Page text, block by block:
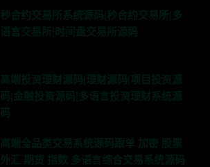
秒合约交易所系统源码|秒合约交易所|多
语言交易所|时间盘交易所源码
高端投资理财源码|理财源码|项目投资源
码|金融投资源码|多语言投资理财系统源
码
高端全品类交易系统源码跟单 加密 股票
外汇 期货 指数 多语言综合交易系统源码